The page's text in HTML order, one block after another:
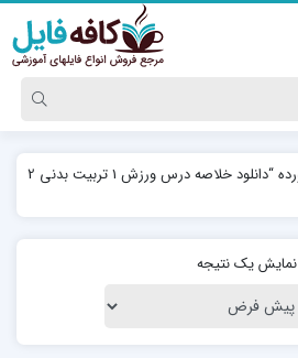
محصولات برچسب خورده “دانلود خلاصه درس ورزش 1 تربیت بدنی 2
نمایش یک نتیجه